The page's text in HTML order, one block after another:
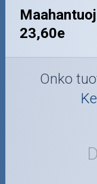
23,60e
Onko